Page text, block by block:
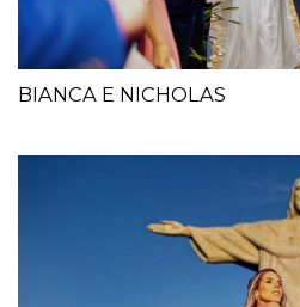
BIANCA E NICHOLAS